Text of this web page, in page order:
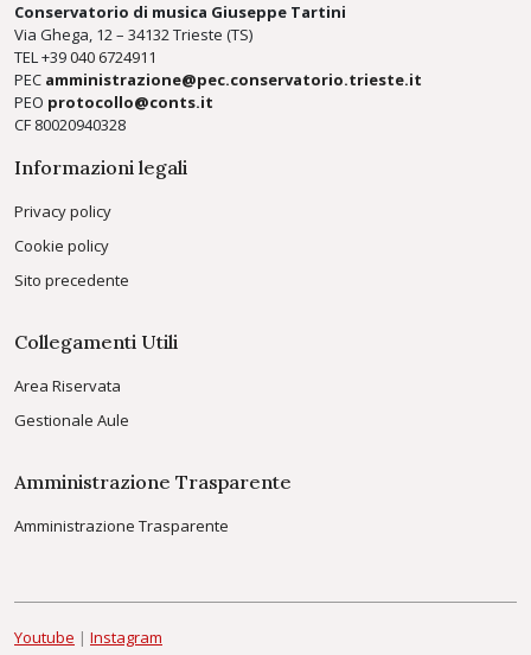
Conservatorio di musica Giuseppe Tartini
Via Ghega, 12 – 34132 Trieste (TS)
TEL +39040 6724911
PEC amministrazione@pec.conservatorio.trieste.it
PEO protocollo@conts.it
CF 80020940328
Informazioni legali
Privacy policy
Cookie policy
Sito precedente
Collegamenti Utili
Area Riservata
Gestionale Aule
Amministrazione Trasparente
Amministrazione Trasparente
Youtube | Instagram